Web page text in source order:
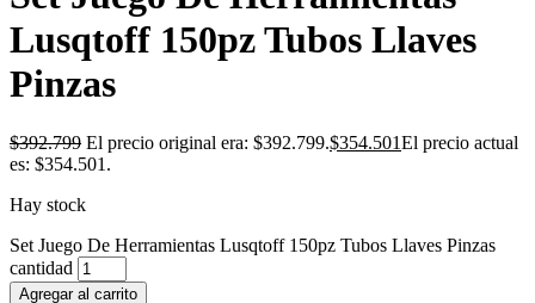
Lusqtoff 150pz Tubos Llaves
Pinzas
$392.799 El precio original era: $392.799.$354.501El precio actual
es: $354.501.
Hay stock
Set Juego De Herramientas Lusqtoff 150pz Tubos Llaves Pinzas
cantidad
Agregar al carrito